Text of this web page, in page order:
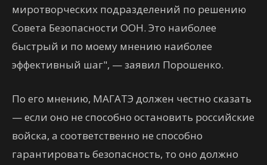
миротворческих подразделений по решению
Совета Безопасности ООН. Это наиболее
быстрый и по моему мнению наиболее
эффективный шаг", — заявил Порошенко.
По его мнению, МАГАТЭ должен честно сказать
— если оно не способно остановить российские
войска, а соответственно не способно
гарантировать безопасность, то оно должно